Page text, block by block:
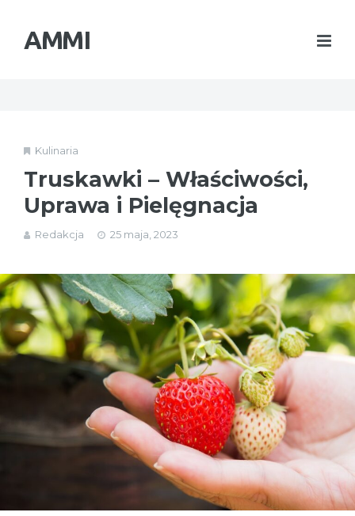
AMMI
Kulinaria
Truskawki – Właściwości,
Uprawa i Pielęgnacja
Redakcja 25 maja, 2023